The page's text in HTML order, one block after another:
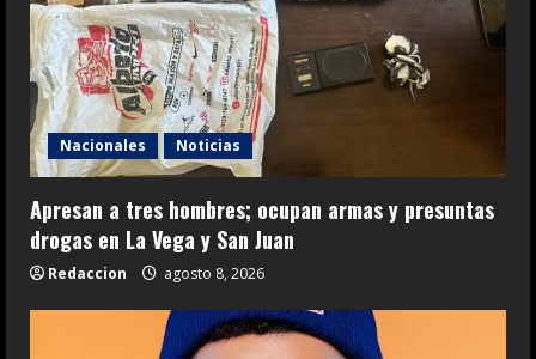
Nacionales Noticias
Apresan a tres hombres; ocupan armas y presuntas
drogas en La Vega y San Juan
Redaccion agosto 8, 2026